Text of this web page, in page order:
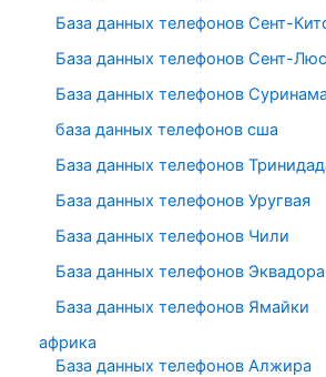
База данных телефонов Сент-
База данных телефонов Сент-
База данных телефонов Суринама
база данных телефонов сша
База данных телефонов
База данных телефонов Уругвая
База данных телефонов Чили
База данных телефонов Эквадора
База данных телефонов Ямайки
африка
База данных телефонов Алжира